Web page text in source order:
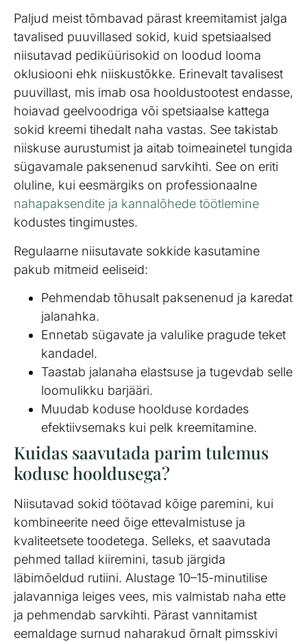
Paljud meist tõmbavad pärast kreemitamist jalga
tavalised puuvillased sokid, kuid spetsiaalsed
niisutavad pediküürisokid on loodud looma
oklusiooni ehk niiskustõkke. Erinevalt tavalisest
puuvillast, mis imab osa hooldustootest endasse,
hoiavad geelvoodriga või spetsiaalse kattega
sokid kreemi tihedalt naha vastas. See takistab
niiskuse aurustumist ja aitab toimeainetel tungida
sügavamale paksenenud sarvkihti. See on eriti
oluline, kui eesmärgiks on professionaalne
nahapaksendite ja kannalõhede töötlemine
kodustes tingimustes.
Regulaarne niisutavate sokkide kasutamine
pakub mitmeid eeliseid:
Pehmendab tõhusalt paksenenud ja karedat
jalanahka.
Ennetab sügavate ja valulike pragude teket
kandadel.
Taastab jalanaha elastsuse ja tugevdab selle
loomulikku barjääri.
Muudab koduse hoolduse kordades
efektiivsemaks kui pelk kreemitamine.
Kuidas saavutada parim tulemus
koduse hooldusega?
Niisutavad sokid töötavad kõige paremini, kui
kombineerite need õige ettevalmistuse ja
kvaliteetsete toodetega. Selleks, et saavutada
pehmed tallad kiiremini, tasub järgida
läbimõeldud rutiini. Alustage 10–15-minutilise
jalavanniga leiges vees, mis valmistab naha ette
ja pehmendab sarvkihti. Pärast vannitamist
eemaldage surnud naharakud õrnalt pimsskivi